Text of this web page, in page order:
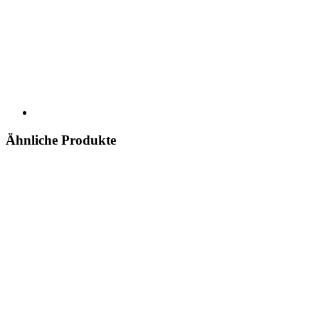
Ähnliche Produkte